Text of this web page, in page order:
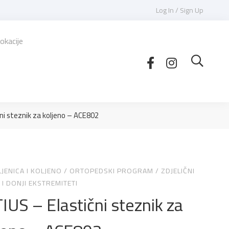
Log In / Sign Up
steznik za koljeno – ACE802
I KOLJENO / ORTOPEDSKI PROGRAM / ZDJELIČNI
DONJI EKSTREMITETI
– Elastični steznik za